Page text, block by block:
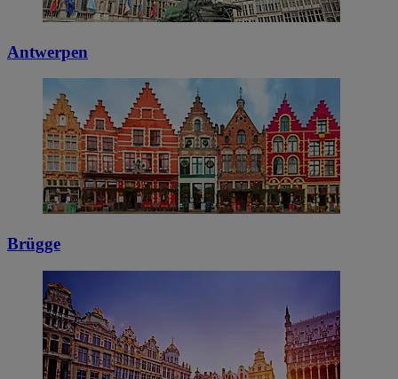
Antwerpen
Brügge